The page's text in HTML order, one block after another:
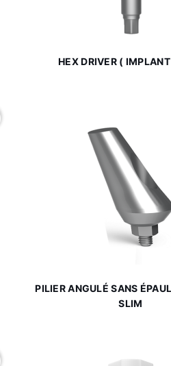
Aperçu
HEX DRIVER (
 Aperçu
PILIER ANGULÉ SANS
SLIM